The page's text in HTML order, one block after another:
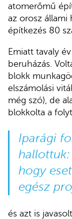
atomerőmű
az orosz állami
építkezés 80
Emiatt tavaly
beruházás.
blokk
elszámolási
még szó), de
blokkolta a
Iparági
hallottuk:
hogy
egész
és azt is